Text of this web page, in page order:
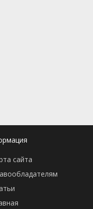
сайта